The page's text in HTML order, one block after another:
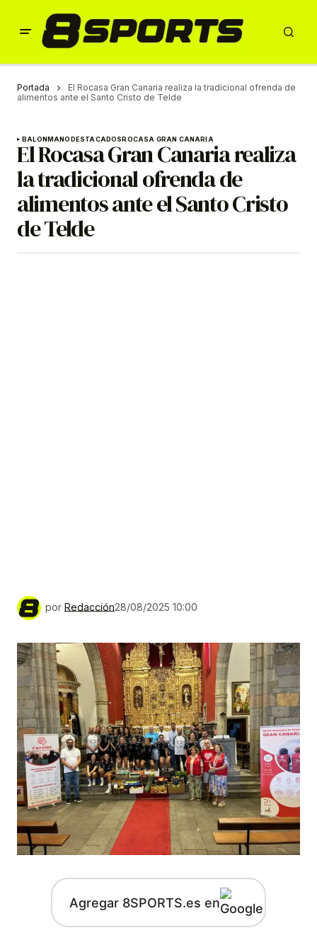
Portada
El Rocasa Gran Canaria realiza la tradicional ofrenda de
alimentos ante el Santo Cristo de Telde
BALONMANODESTACADOSROCASA GRAN CANARIA
El Rocasa Gran Canaria realiza
la tradicional ofrenda de
alimentos ante el Santo Cristo
de Telde
por Redacción28/08/2025 10:00
Agregar 8SPORTS.es en